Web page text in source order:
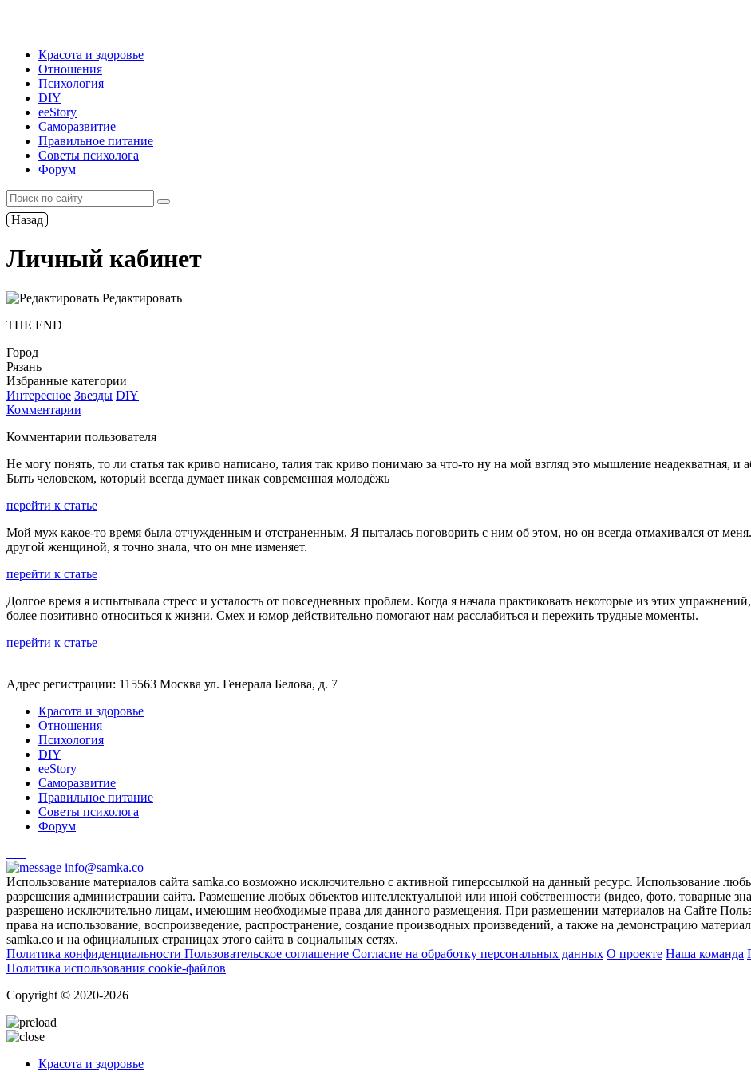
Красота и здоровье
Отношения
Психология
DIY
ееStory
Саморазвитие
Правильное питание
Советы психолога
Форум
Назад
Личный кабинет
Редактировать
T̶H̶E ̶E̶N̶D
Город
Рязань
Избранные категории
Интересное Звезды DIY
Комментарии
Комментарии пользователя
Не могу понять, то ли статья так криво написано, талия так криво понимаю за что-то ну на мой взгляд это мышление неадекватная,
Быть человеком, который всегда думает никак современная молодёжь
перейти к статье
Мой муж какое-то время была отчужденным и отстраненным. Я пыталась поговорить с ним об этом, но он всегда отмахивался от меня.
другой женщиной, я точно знала, что он мне изменяет.
перейти к статье
Долгое время я испытывала стресс и усталость от повседневных проблем. Когда я начала практиковать некоторые из этих
более позитивно относиться к жизни. Смех и юмор действительно помогают нам расслабиться и пережить трудные моменты.
перейти к статье
Адрес регистрации: 115563 Москва ул. Генерала Белова, д. 7
Красота и здоровье
Отношения
Психология
DIY
ееStory
Саморазвитие
Правильное питание
Советы психолога
Форум
info@samka.co
Использование материалов сайта samka.co возможно исключительно с активной гиперссылкой на данный ресурс. Использование
разрешения администрации сайта. Размещение любых объектов интеллектуальной или иной собственности (видео, фото, товарные
разрешено исключительно лицам, имеющим необходимые права для данного размещения. При размещении материалов на Сайте
права на использование, воспроизведение, распространение, создание производных произведений, а также на демонстрацию
samka.co и на официальных страницах этого сайта в социальных сетях.
Политика конфиденциальности Пользовательское соглашение Согласие на обработку персональных данных О проекте Наша команда
Политика использования cookie-файлов
Copyright © 2020-2026
Красота и здоровье